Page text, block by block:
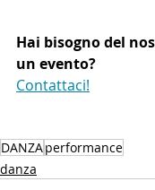
Hai bisogno del
un evento?
Contattaci!
DANZAperformance
danza